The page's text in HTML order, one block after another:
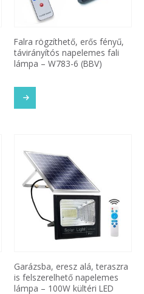
Falra rögzíthető, erős fényű,
távirányítós napelemes fali
lámpa – W783-6 (BBV)
Garázsba, eresz alá, teraszra
is felszerelhető napelemes
lámpa – 100W kültéri LED